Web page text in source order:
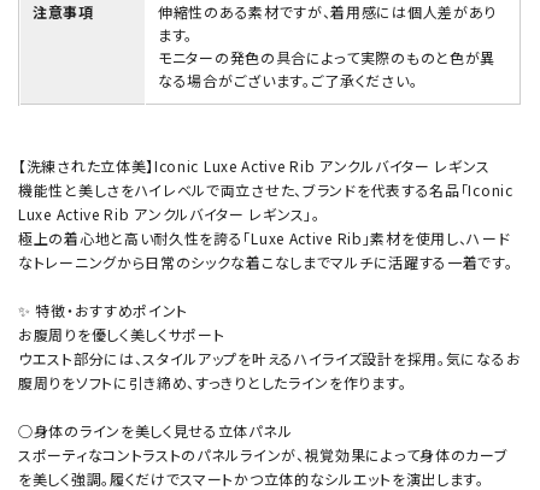
注意事項
伸縮性のある素材ですが、着用感には個人差があり
ます。
モニターの発色の具合によって実際のものと色が異
なる場合がございます。ご了承ください。
【洗練された立体美】Iconic Luxe Active Rib アンクルバイター レギンス
機能性と美しさをハイレベルで両立させた、ブランドを代表する名品「Iconic
Luxe Active Rib アンクルバイター レギンス」。
極上の着心地と高い耐久性を誇る「Luxe Active Rib」素材を使用し、ハード
なトレーニングから日常のシックな着こなしまでマルチに活躍する一着です。
✨ 特徴・おすすめポイント
お腹周りを優しく美しくサポート
ウエスト部分には、スタイルアップを叶えるハイライズ設計を採用。気になるお
腹周りをソフトに引き締め、すっきりとしたラインを作ります。
○身体のラインを美しく見せる立体パネル
スポーティなコントラストのパネルラインが、視覚効果によって身体のカーブ
を美しく強調。履くだけでスマートかつ立体的なシルエットを演出します。